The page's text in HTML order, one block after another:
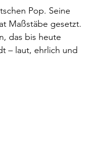
Pop. Seine
Maßstäbe gesetzt.
das bis heute
– laut, ehrlich und